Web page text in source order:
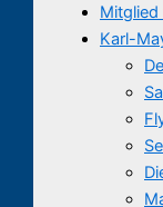
Karl-